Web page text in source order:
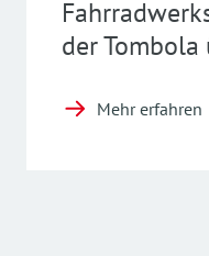
der
Mehr erfahren